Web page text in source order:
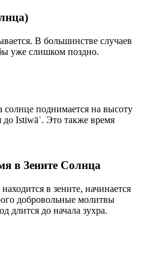
В большинстве случаев
уже слишком поздно.
солнце поднимается на высоту
до Istiwāʾ. Это также время
в Зените Солнца
в зените, начинается
добровольные молитвы
длится до начала зухра.